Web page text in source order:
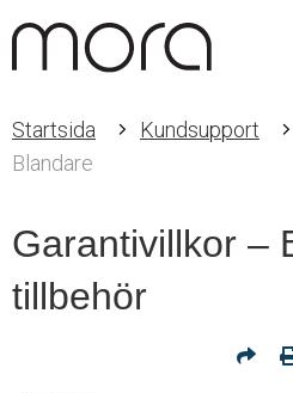
Startsida Kundsupport
Blandare
Garantivillkor –
tillbehör